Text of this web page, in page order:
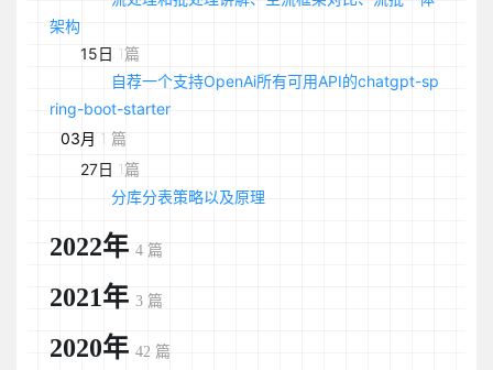
架构
15日 1篇
自荐一个支持OpenAi所有可用API的chatgpt-sp
ring-boot-starter
03月 1 篇
27日 1篇
分库分表策略以及原理
2022年 4 篇
2021年 3 篇
2020年 42 篇